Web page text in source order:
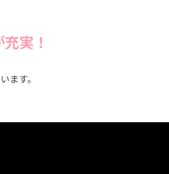
実！
ます。